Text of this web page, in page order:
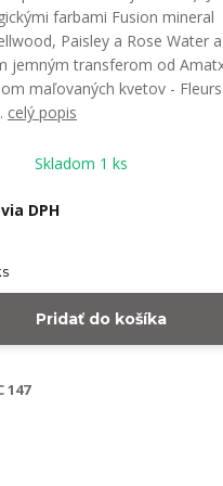
farbami Fusion mineral
Paisley a Rose Water a
jemným transferom od
maľovaných kvetov - Fleurs
celý popis
Skladom 1 ks
DPH
Pridať do košíka
147